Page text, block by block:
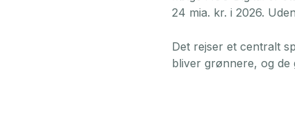
24 mia. kr. i 2026.
Det rejser et centralt
bliver grønnere, og de